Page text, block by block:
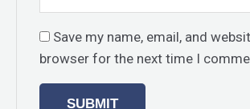
Save my name, email, and
browser for the next time I